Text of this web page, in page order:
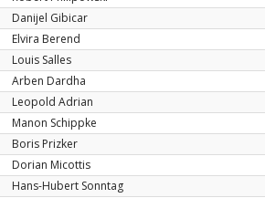
Danijel Gibicar
Elvira Berend
Louis Salles
Arben Dardha
Leopold Adrian
Manon Schippke
Boris Prizker
Dorian Micottis
Hans-Hubert Sonntag